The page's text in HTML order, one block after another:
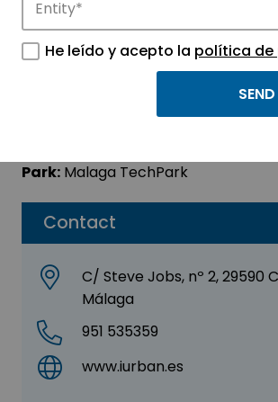
Contact
C/ Steve Jobs, nº 2, 29590
Málaga
951 535359
www.iurban.es
Park: Malaga TechPark
He leído y acepto la política de